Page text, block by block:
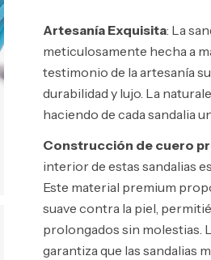
Artesanía Exquisita: La
meticulosamente hecha a
testimonio de la artesanía
durabilidad y lujo. La
haciendo de cada sandalia
Construcción de cuero
interior de estas sandalias
Este material premium
suave contra la piel,
prolongados sin molestias.
garantiza que las sandalias